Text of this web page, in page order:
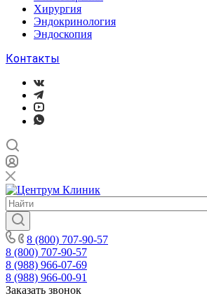
Хирургия
Эндокринология
Эндоскопия
Контакты
8 (800) 707-90-57
8 (800) 707-90-57
8 (988) 966-07-69
8 (988) 966-00-91
Заказать звонок